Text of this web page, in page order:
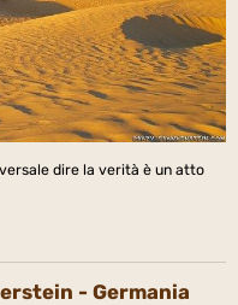
dire la verità è un atto
- Germania